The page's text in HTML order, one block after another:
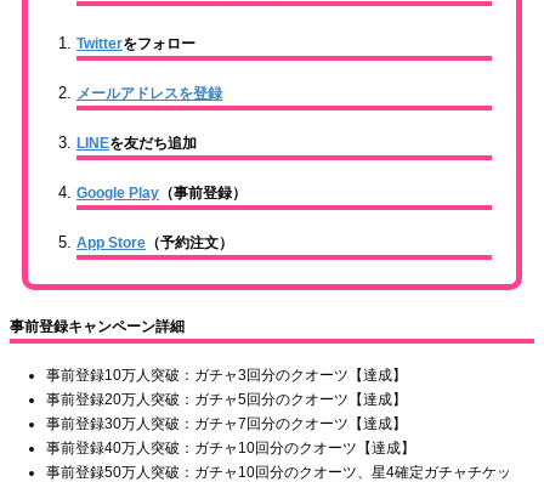
Twitterをフォロー
メールアドレスを登録
LINEを友だち追加
Google Play （事前登録）
App Store （予約注文）
事前登録キャンペーン詳細
事前登録10万人突破：ガチャ3回分のクオーツ【達成】
事前登録20万人突破：ガチャ5回分のクオーツ【達成】
事前登録30万人突破：ガチャ7回分のクオーツ【達成】
事前登録40万人突破：ガチャ10回分のクオーツ【達成】
事前登録50万人突破：ガチャ10回分のクオーツ、星4確定ガチャチケッ